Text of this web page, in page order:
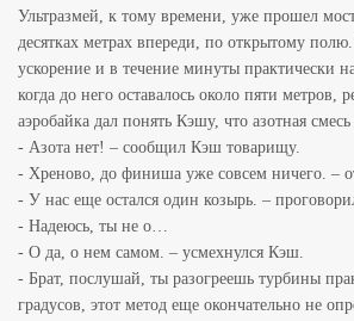
Ультразмей, к тому времени, уже прошел
десятках метрах впереди, по открытому
ускорение и в течение минуты практически
когда до него оставалось около пяти метров,
аэробайка дал понять Кэшу, что азотная смесь
- Азота нет! – сообщил Кэш товарищу.
- Хреново, до финиша уже совсем ничего. –
- У нас еще остался один козырь. –
- Надеюсь, ты не о…
- О да, о нем самом. – усмехнулся Кэш.
- Брат, послушай, ты разогреешь турбины
градусов, этот метод еще окончательно не